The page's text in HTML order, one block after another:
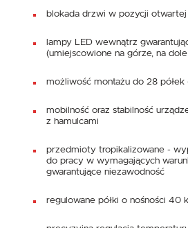
blokada drzwi w pozycji otwartej
lampy LED wewnątrz
(umiejscowione na górze, na
możliwość montażu do 28
mobilność oraz stabilność
z hamulcami
przedmioty tropikalizowane -
do pracy w wymagających
gwarantujące niezawodność
regulowane półki o nośności 40